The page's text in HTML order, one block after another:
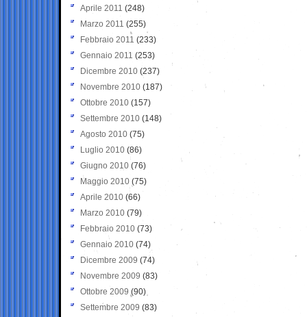
Aprile 2011 (248)
Marzo 2011 (255)
Febbraio 2011 (233)
Gennaio 2011 (253)
Dicembre 2010 (237)
Novembre 2010 (187)
Ottobre 2010 (157)
Settembre 2010 (148)
Agosto 2010 (75)
Luglio 2010 (86)
Giugno 2010 (76)
Maggio 2010 (75)
Aprile 2010 (66)
Marzo 2010 (79)
Febbraio 2010 (73)
Gennaio 2010 (74)
Dicembre 2009 (74)
Novembre 2009 (83)
Ottobre 2009 (90)
Settembre 2009 (83)